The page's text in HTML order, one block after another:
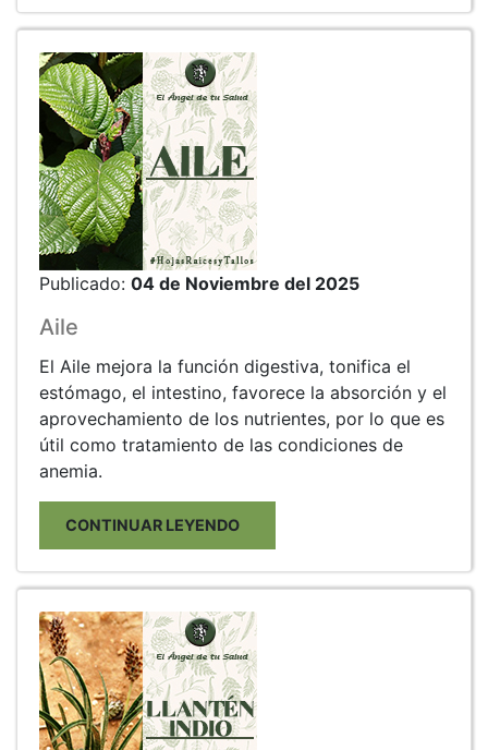
Publicado: 04 de Noviembre del 2025
Aile
El Aile mejora la función digestiva, tonifica el
estómago, el intestino, favorece la absorción y el
aprovechamiento de los nutrientes, por lo que es
útil como tratamiento de las condiciones de
anemia.
CONTINUAR LEYENDO